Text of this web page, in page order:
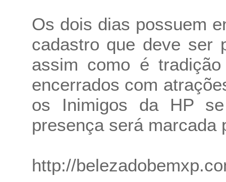
Os dois dias possuem
cadastro que deve ser
assim como é
encerrados com
os Inimigos da HP
presença será marcada
http://